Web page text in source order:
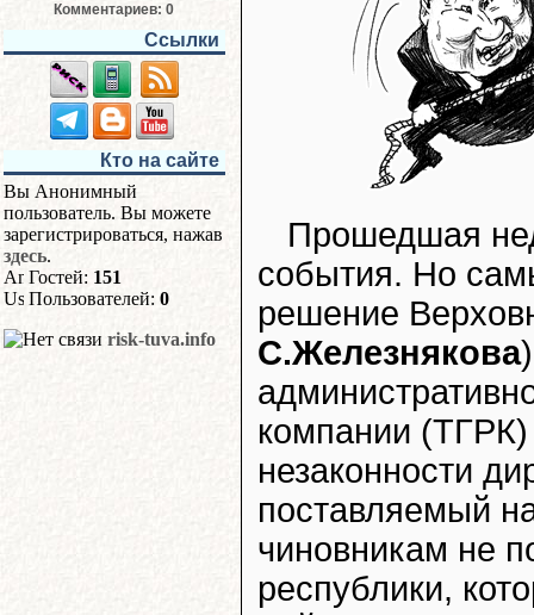
Комментариев: 0
Ссылки
Кто на сайте
Вы Анонимный
пользователь. Вы можете
зарегистрироваться, нажав
здесь.
Гостей: 151
Пользователей: 0
risk-tuva.info
Прошедшая
события. Но
решение
С.Железнякова
компании (ТГРК)
незаконности
поставляемый
чиновникам не
республики,